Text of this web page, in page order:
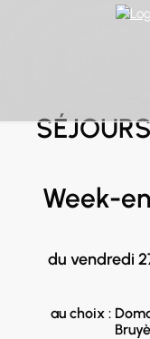
Week-
du vendredi
au choix :
Panneau de gestion des